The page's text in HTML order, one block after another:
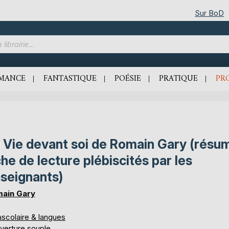
Sur BoD
FANTASTIQUE POÉSIE PRATIQUE
Vie devant soi de Romain Gary
de lecture plébiscités par les
Gary
& langues